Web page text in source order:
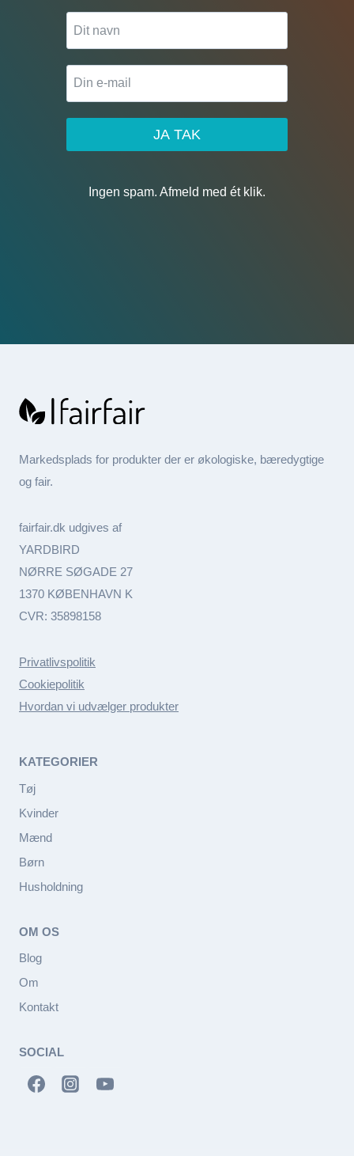
JA TAK
Ingen spam. Afmeld med ét klik.
Markedsplads for produkter der er økologiske, bæredygtige
og fair.
fairfair.dk udgives af
YARDBIRD
NØRRE SØGADE 27
1370 KØBENHAVN K
CVR: 35898158
Privatlivspolitik
Cookiepolitik
Hvordan vi udvælger produkter
KATEGORIER
Tøj
Kvinder
Mænd
Børn
Husholdning
OM OS
Blog
Om
Kontakt
SOCIAL